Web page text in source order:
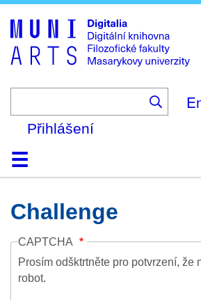
to
main
content
Přihlášení
DomůKolekce
Prohlížení
Vyhledávání
O platformě
Nápověda
KontaktDigitalia
Challenge
CAPTCHA
Prosím odšktrtněte pro potvrzení, že
robot.